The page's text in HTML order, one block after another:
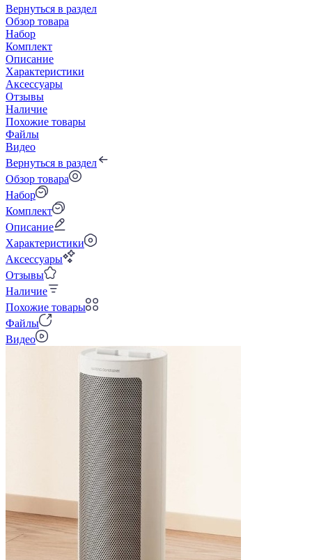
Вернуться в раздел
Обзор товара
Набор
Комплект
Описание
Характеристики
Аксессуары
Отзывы
Наличие
Похожие товары
Файлы
Видео
Вернуться в раздел
Обзор товара
Набор
Комплект
Описание
Характеристики
Аксессуары
Отзывы
Наличие
Похожие товары
Файлы
Видео